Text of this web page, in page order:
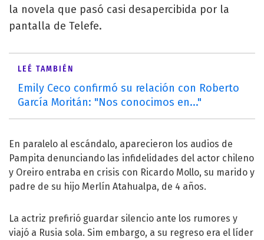
la novela que pasó casi desapercibida por la
pantalla de Telefe.
LEÉ TAMBIÉN
Emily Ceco confirmó su relación con Roberto
García Moritán: "Nos conocimos en..."
En paralelo al escándalo, aparecieron los audios de
Pampita denunciando las infidelidades del actor chileno
y Oreiro entraba en crisis con Ricardo Mollo, su marido y
padre de su hijo Merlín Atahualpa, de 4 años.
La actriz prefirió guardar silencio ante los rumores y
viajó a Rusia sola. Sim embargo, a su regreso era el líder